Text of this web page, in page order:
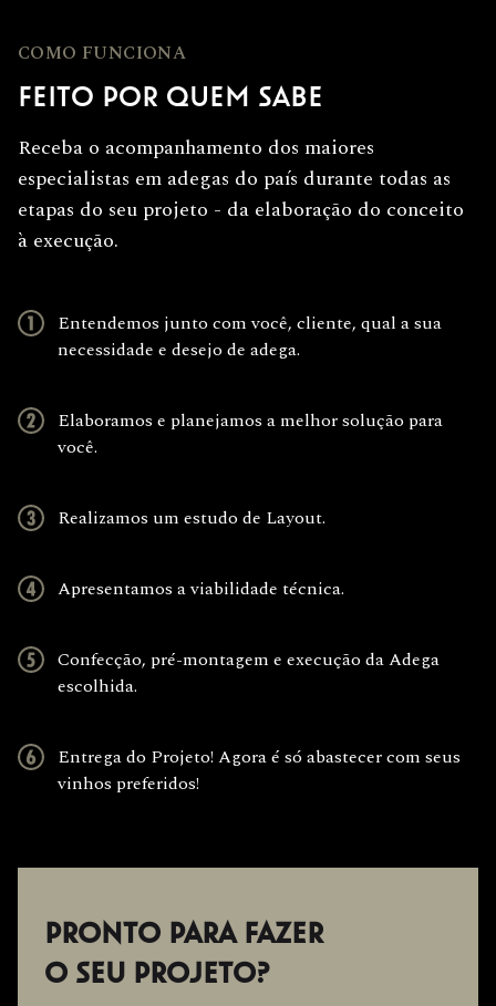
COMO FUNCIONA
FEITO POR QUEM SABE
Receba o acompanhamento dos maiores
especialistas em adegas do país durante todas as
etapas do seu projeto - da elaboração do conceito
à execução.
Entendemos junto com você, cliente, qual a sua
necessidade e desejo de adega.
Elaboramos e planejamos a melhor solução para
você.
Realizamos um estudo de Layout.
Apresentamos a viabilidade técnica.
Confecção, pré-montagem e execução da Adega
escolhida.
Entrega do Projeto! Agora é só abastecer com seus
vinhos preferidos!
PRONTO PARA FAZER
O SEU PROJETO?